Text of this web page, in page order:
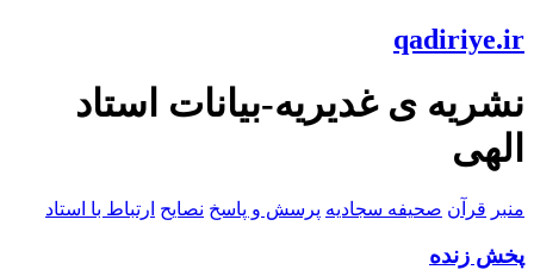
qadiriye.ir
نشریه ی غدیریه-بیانات استاد
الهی
منبر قرآن صحیفه سجادیه پرسش و پاسخ نصایح ارتباط با استاد
پخش زنده